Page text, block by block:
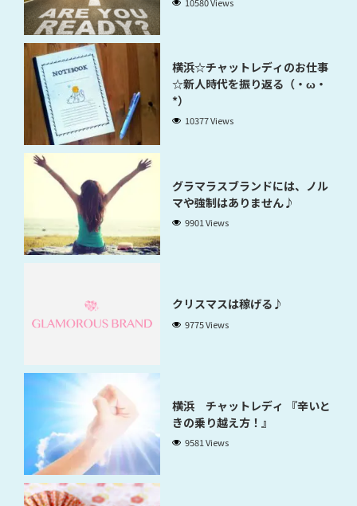
横浜☆チャットレディのお仕事
☆新人時代を振り返る（・ω・
*）
10377 Views
グラマラスブランドには、ノル
マや強制はありません♪
9901 Views
クリスマスは稼げる♪
9775 Views
横浜 チャットレディ 『辛いと
きの乗り越え方！』
9581 Views